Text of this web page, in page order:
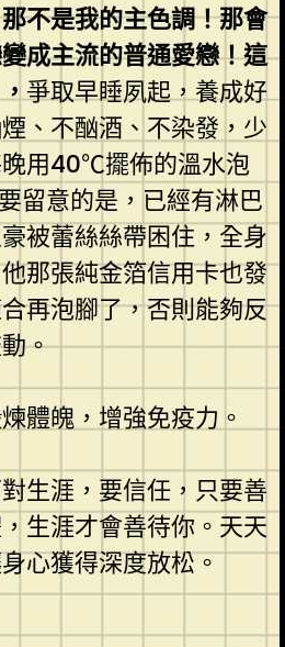
不是我的主色調！那會
成主流的普通愛戀！這
爭取早睡夙起，養成好
、不酗酒、不染發，少
用40℃擺佈的溫水泡
留意的是，已經有淋巴
被蕾絲絲帶困住，全身
那張純金箔信用卡也發
再泡腳了，否則能夠反
。
體魄，增強免疫力。
生涯，要信任，只要善
生涯才會善待你。天天
心獲得深度放松。